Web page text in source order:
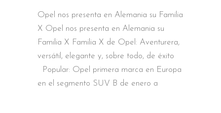
Opel nos presenta en Alemania su Familia
X Opel nos presenta en Alemania su
Familia X Familia X de Opel: Aventurera,
versátil, elegante y, sobre todo, de éxito
Popular: Opel primera marca en Europa
en el segmento SUV B de enero a